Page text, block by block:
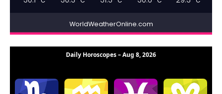
WorldWeatherOnline.com